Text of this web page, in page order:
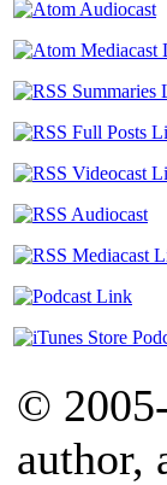
©
author,